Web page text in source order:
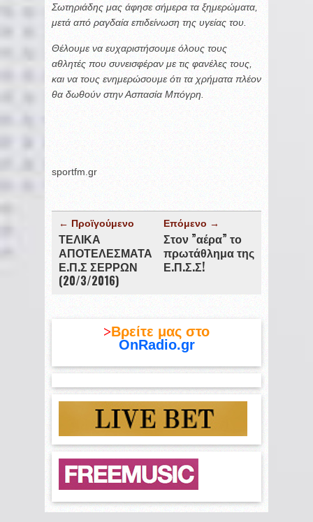
Σωτηριάδης μας άφησε σήμερα τα ξημερώματα,
μετά από ραγδαία επιδείνωση της υγείας του.
Θέλουμε να ευχαριστήσουμε όλους τους
αθλητές που συνεισφέραν με τις φανέλες τους,
και να τους ενημερώσουμε ότι τα χρήματα πλέον
θα δωθούν στην Ασπασία Μπόγρη.
sportfm.gr
← Προϊγούμενο
ΤΕΛΙΚΑ
ΑΠΟΤΕΛΕΣΜΑΤΑ
Ε.Π.Σ ΣΕΡΡΩΝ
(20/3/2016)
Επόμενο →
Στον ”αέρα” το
πρωτάθλημα της
Ε.Π.Σ.Σ!
>Βρείτε μας στο
OnRadio.gr